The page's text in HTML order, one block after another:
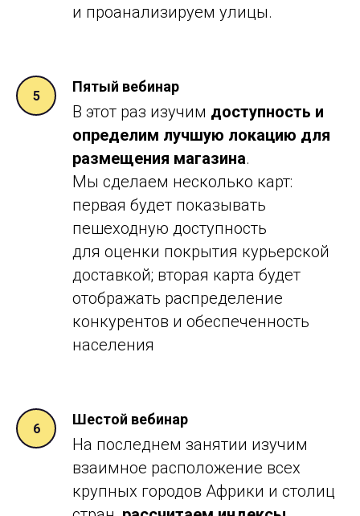
и проанализируем улицы.
Пятый вебинар
В этот раз изучим доступность и
определим лучшую локацию для
размещения магазина.
Мы сделаем несколько карт:
первая будет показывать
пешеходную доступность
для оценки покрытия курьерской
доставкой; вторая карта будет
отображать распределение
конкурентов и обеспеченность
населения
Шестой вебинар
На последнем занятии изучим
взаимное расположение всех
крупных городов Африки и столиц